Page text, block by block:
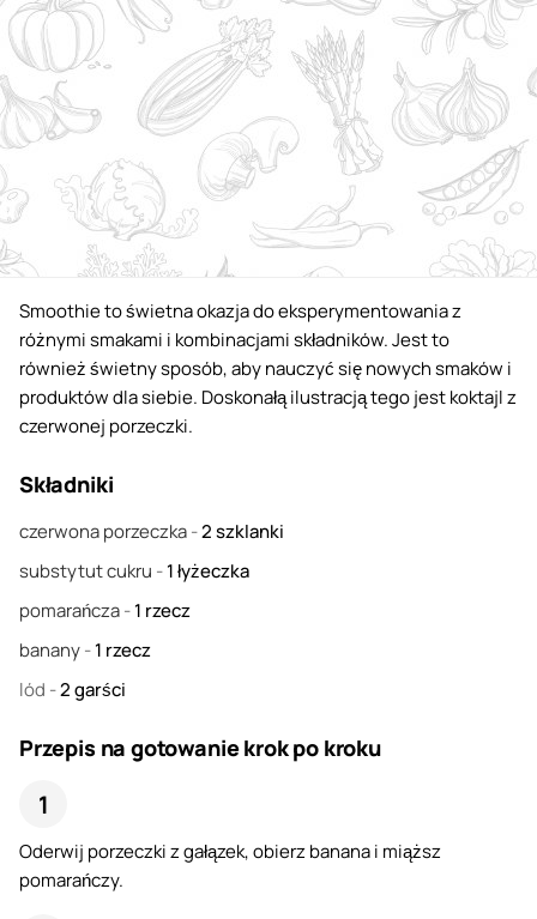
Smoothie to świetna okazja do eksperymentowania z
różnymi smakami i kombinacjami składników. Jest to
również świetny sposób, aby nauczyć się nowych smaków i
produktów dla siebie. Doskonałą ilustracją tego jest koktajl z
czerwonej porzeczki.
Składniki
czerwona porzeczka-2szklanki
substytut cukru -1łyżeczka
pomarańcza-1 rzecz
banany-1 rzecz
lód -2garści
Przepis na gotowanie krok po kroku
Oderwij porzeczki z gałązek, obierz banana i miąższ
pomarańczy.